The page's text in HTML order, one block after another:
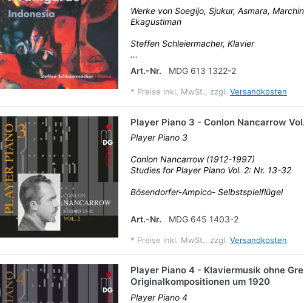
Werke von Soegijo, Sjukur, Asmara,
Ekagustiman
Steffen Schleiermacher, Klavier
...
Art.-Nr.
MDG 613 1322-2
* Preise inkl. MwSt., zzgl. Versandkosten
Player Piano 3 - Conlon Nancarrow
Player Piano 3
Conlon Nancarrow (1912-1997)
Studies for Player Piano Vol. 2: Nr. 13-32
Bösendorfer-Ampico- Selbstspielflügel
Art.-Nr. MDG 645 1403-2
* Preise inkl. MwSt., zzgl. Versandkosten
Player Piano 4 - Klaviermusik ohne
Originalkompositionen um 1920
Player Piano 4